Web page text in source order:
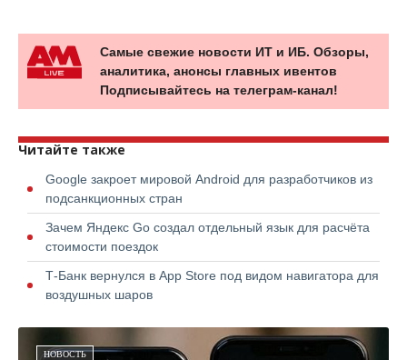
Самые свежие новости ИТ и ИБ. Обзоры,
аналитика, анонсы главных ивентов
Подписывайтесь на телеграм-канал!
Читайте также
Google закроет мировой Android для разработчиков из
подсанкционных стран
Зачем Яндекс Go создал отдельный язык для расчёта
стоимости поездок
Т-Банк вернулся в App Store под видом навигатора для
воздушных шаров
НОВОСТЬ